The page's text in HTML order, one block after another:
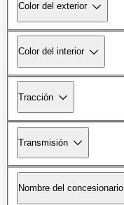
Color del exterior
Color del interior
Tracción
Transmisión
Nombre del concesionario